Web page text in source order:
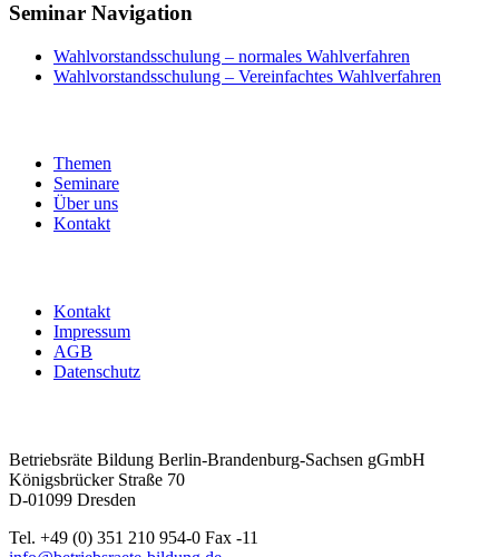
Seminar Navigation
Wahlvorstandsschulung – normales Wahlverfahren
Wahlvorstandsschulung – Vereinfachtes Wahlverfahren
Themen
Seminare
Über uns
Kontakt
Kontakt
Impressum
AGB
Datenschutz
Betriebsräte Bildung Berlin-Brandenburg-Sachsen gGmbH
Königsbrücker Straße 70
D-01099 Dresden
Tel. +49 (0) 351 210 954-0 Fax -11